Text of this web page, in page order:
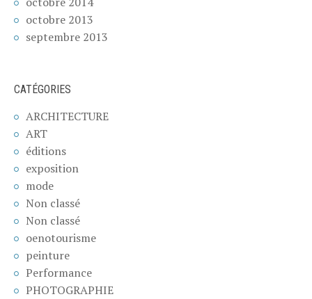
octobre 2013
septembre 2013
CATÉGORIES
ARCHITECTURE
ART
éditions
exposition
mode
Non classé
Non classé
oenotourisme
peinture
Performance
PHOTOGRAPHIE